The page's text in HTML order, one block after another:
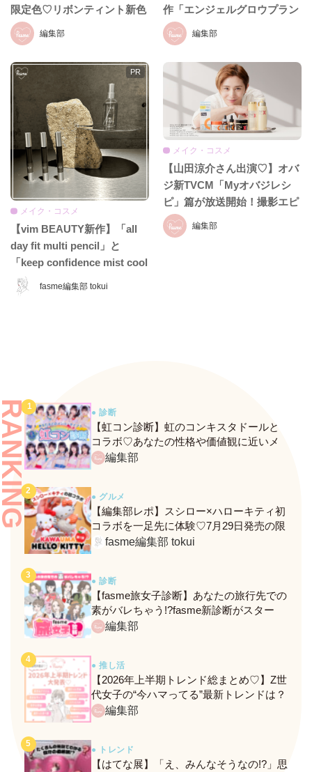
編集部
限定色♡リボンティント新色
も8月19日発売
編集部
作「エンジェルグロウプラン
パー」も必見!!
fasme編集部 tokui
メイク・コスメ
【vim BEAUTY新作】「all
day fit multi pencil」と
「keep confidence mist cool
EX」をレビュー♡ 夏のお直
しに頼れるコスメをチェッ
編集部
メイク・コスメ
【山田涼介さん出演♡】オバ
ジ新TVCM「Myオバジレシ
ピ」篇が放送開始！撮影エピ
ソード＆インタビュー全文を
お届け
● 診断
【虹コン診断】虹のコンキスタドールと
コラボ♡あなたの性格や価値観に近いメ
ンバーがわかる、fasmeの新診断がスター
編集部
● グルメ
【編集部レポ】スシロー×ハローキティ初
コラボを一足先に体験♡7月29日発売の限
定メニュー＆グッズをレポ！
fasme編集部 tokui
● 診断
【fasme旅女子診断】あなたの旅行先での
素がバレちゃう!?fasme新診断がスター
ト！編集部
● 推し活
【2026年上半期トレンド総まとめ♡】Z世
代女子の“今ハマってる”最新トレンドは？
ネクストバズ予報もチェック♪
編集部
● トレンド
【はてな展】「え、みんなそうなの!?」思